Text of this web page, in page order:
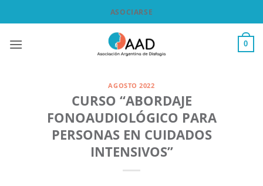
al
ASOCIARSE
0
AGOSTO 2022
CURSO “ABORDAJE
FONOAUDIOLÓGICO PARA
PERSONAS EN CUIDADOS
INTENSIVOS”